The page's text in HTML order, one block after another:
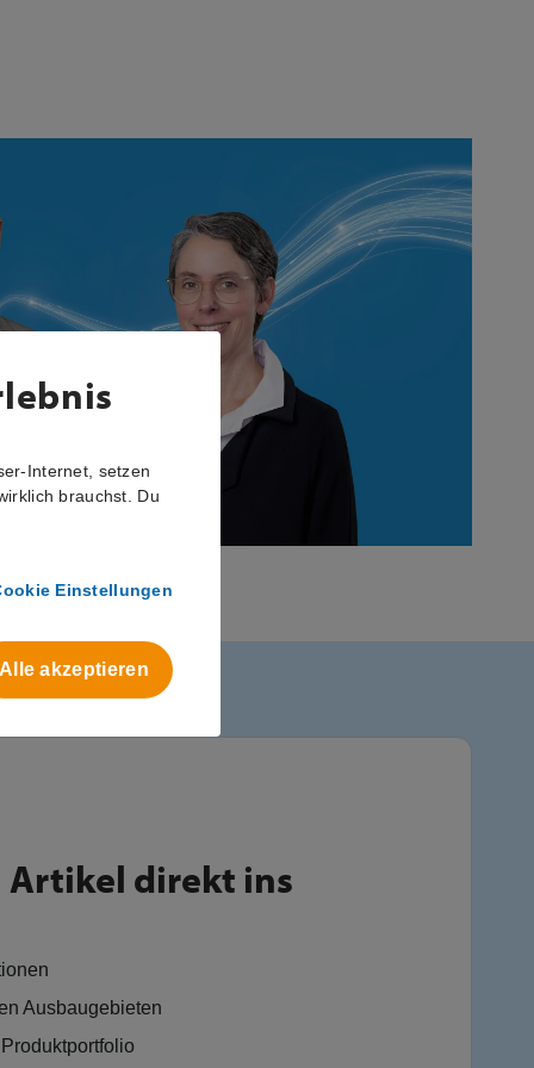
Artikel direkt ins
Ausbaugebieten
Internet, setzen
brauchst. Du
Einstellungen
Alle akzeptieren